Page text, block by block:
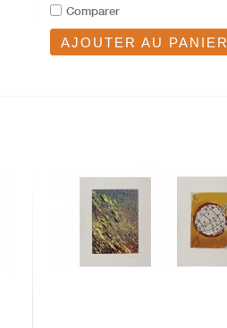
Comparer
AJOUTER AU PANIER